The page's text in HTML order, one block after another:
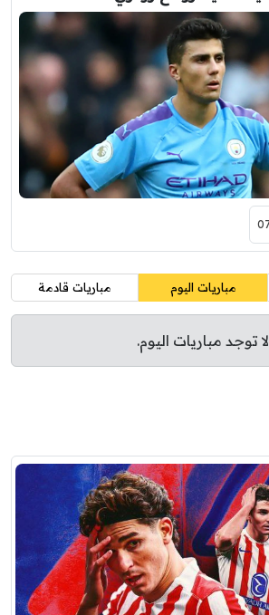
مباريات اليوم مباريات قادمة
لا توجد مباريات اليوم.